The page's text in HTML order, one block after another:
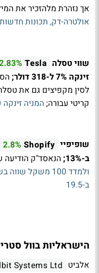
אך נזהרת מלהזכיר את
אולטרה-דק, תכונות
שווי טסלה Tesla
זינקה 7% ל-318 דולר;
לסין מקפיצים גם את
קריטי עבורה; המניה זינקה קרוב ל-50%
שופיפיי Shopify
2.8%
ב-13%;
הנאסד"ק הודיעה
ולמדד 100 משקל
ב-19.5
הישראליות בוול
אלביט Systems Ltd.